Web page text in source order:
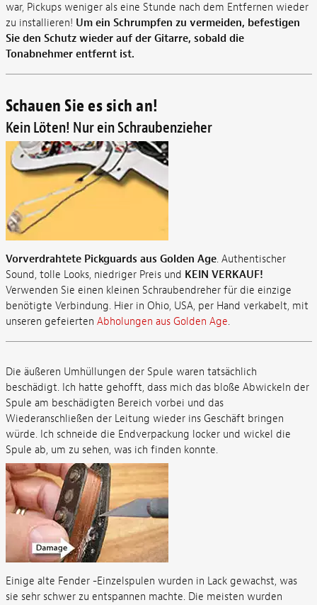
war, Pickups weniger als eine Stunde nach dem Entfernen wieder
zu installieren! Um ein Schrumpfen zu vermeiden, befestigen
Sie den Schutz wieder auf der Gitarre, sobald die
Tonabnehmer entfernt ist.
Schauen Sie es sich an!
Kein Löten! Nur ein Schraubenzieher
Vorverdrahtete Pickguards aus Golden Age. Authentischer
Sound, tolle Looks, niedriger Preis und KEIN VERKAUF!
Verwenden Sie einen kleinen Schraubendreher für die einzige
benötigte Verbindung. Hier in Ohio, USA, per Hand verkabelt, mit
unseren gefeierten Abholungen aus Golden Age.
Die äußeren Umhüllungen der Spule waren tatsächlich
beschädigt. Ich hatte gehofft, dass mich das bloße Abwickeln der
Spule am beschädigten Bereich vorbei und das
Wiederanschließen der Leitung wieder ins Geschäft bringen
würde. Ich schneide die Endverpackung locker und wickel die
Spule ab, um zu sehen, was ich finden konnte.
Einige alte Fender -Einzelspulen wurden in Lack gewachst, was
sie sehr schwer zu entspannen machte. Die meisten wurden